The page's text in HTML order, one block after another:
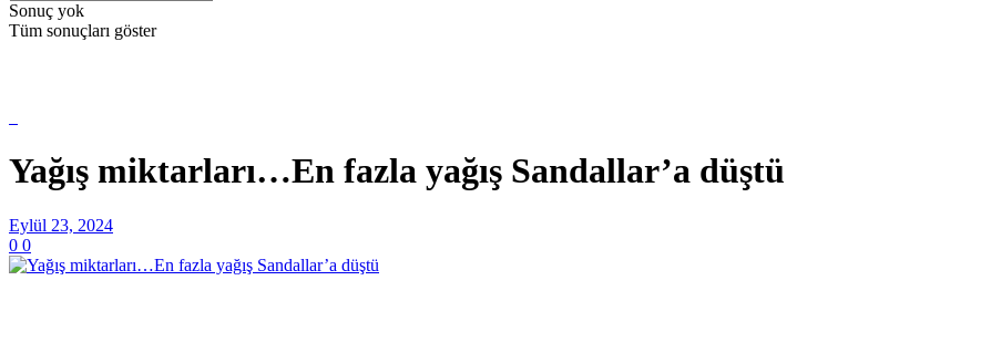
Sonuç yok
Tüm sonuçları göster
Yağış miktarları…En fazla yağış Sandallar’a düştü
Eylül 23, 2024
0 0